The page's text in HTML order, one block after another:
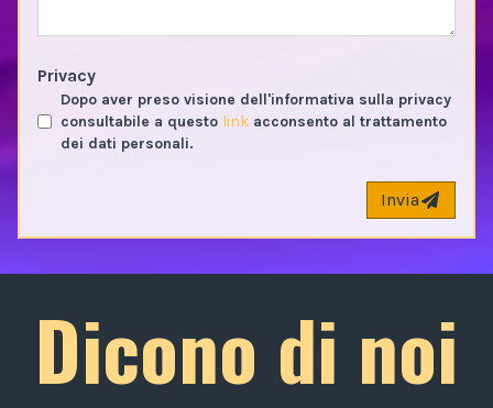
Privacy
Dopo aver preso visione dell'informativa sulla privacy
consultabile a questo link acconsento al trattamento
dei dati personali.
Invia
Dicono di noi